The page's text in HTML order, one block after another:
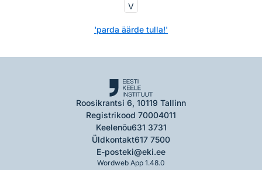
V
'parda äärde tulla!'
Roosikrantsi 6, 10119 Tallinn
Registrikood 70004011
Keelenõu631 3731
Üldkontakt617 7500
E-posteki@eki.ee
Wordweb App 1.48.0